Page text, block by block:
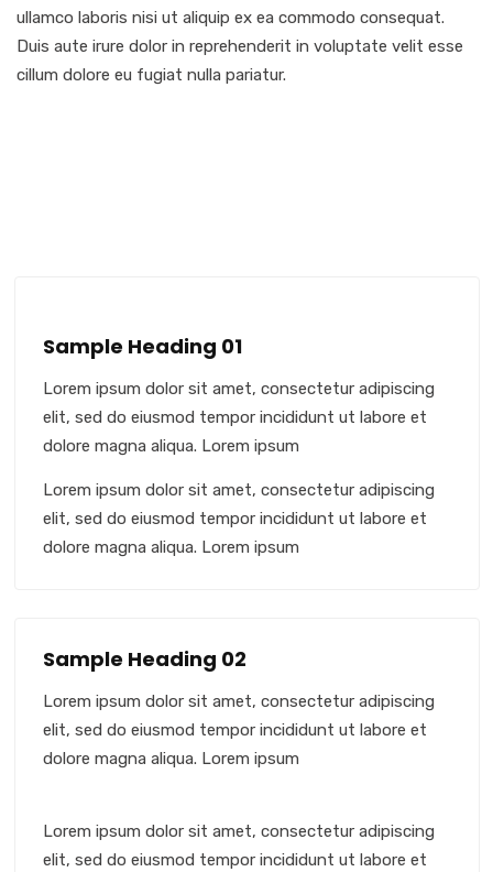
ullamco laboris nisi ut aliquip ex ea commodo consequat.
Duis aute irure dolor in reprehenderit in voluptate velit esse
cillum dolore eu fugiat nulla pariatur.
Sample Heading 01
Lorem ipsum dolor sit amet, consectetur adipiscing
elit, sed do eiusmod tempor incididunt ut labore et
dolore magna aliqua. Lorem ipsum
Lorem ipsum dolor sit amet, consectetur adipiscing
elit, sed do eiusmod tempor incididunt ut labore et
dolore magna aliqua. Lorem ipsum
Sample Heading 02
Lorem ipsum dolor sit amet, consectetur adipiscing
elit, sed do eiusmod tempor incididunt ut labore et
dolore magna aliqua. Lorem ipsum
Lorem ipsum dolor sit amet, consectetur adipiscing
elit, sed do eiusmod tempor incididunt ut labore et